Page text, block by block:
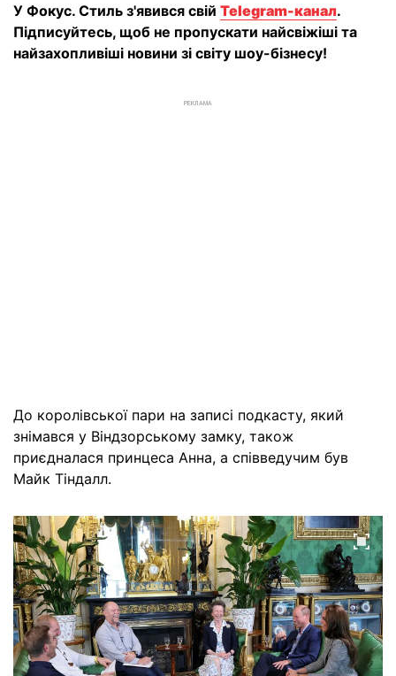
У Фокус. Стиль з'явився свій Telegram-канал.
Підписуйтесь, щоб не пропускати найсвіжіші та
найзахопливіші новини зі світу шоу-бізнесу!
РЕКЛАМА
До королівської пари на записі подкасту, який
знімався у Віндзорському замку, також
приєдналася принцеса Анна, а співведучим був
Майк Тіндалл.